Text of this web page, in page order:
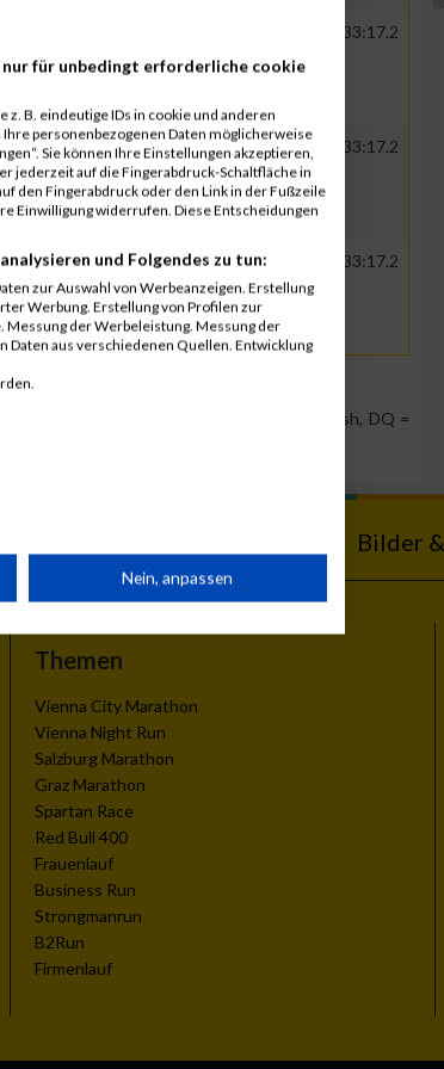
und O...
00:33:17.2
für
und O...
00:30:22.0 00:33:17.2
für
und O...
00:30:22.0 00:33:17.2
DNS = Did not start, DNF = Did not finish, DQ =
Bilder
Themen
Vienna City Marathon
Vienna Night Run
Salzburg Marathon
Graz Marathon
Spartan Race
Red Bull 400
Frauenlauf
Business Run
Strongmanrun
B2Run
Firmenlauf
nur für unbedingt erforderliche cookie
B. eindeutige IDs in cookie und anderen
personenbezogenen Daten möglicherweise
Sie können Ihre Einstellungen akzeptieren,
jederzeit auf die Fingerabdruck-Schaltfläche in
den Fingerabdruck oder den Link in der Fußzeile
Einwilligung widerrufen. Diese Entscheidungen
und Folgendes zu tun:
zur Auswahl von Werbeanzeigen. Erstellung
Werbung. Erstellung von Profilen zur
der Werbeleistung. Messung der
Daten aus verschiedenen Quellen. Entwicklung
Nein, anpassen